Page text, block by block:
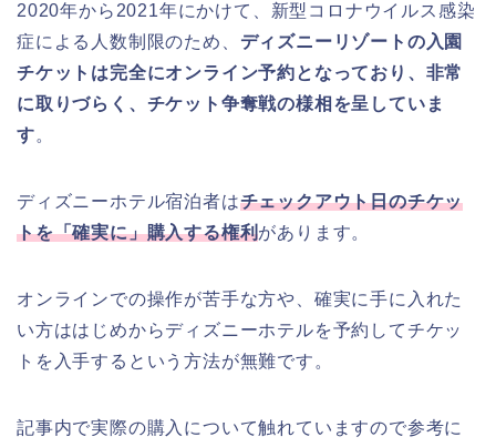
2020年から2021年にかけて、新型コロナウイルス感染
症による人数制限のため、 ディズニーリゾートの入園
チケットは完全にオンライン予約となっており、非常
に取りづらく、チケット争奪戦の様相を呈していま
す。
ディズニーホテル宿泊者はチェックアウト日のチケッ
トを「確実に」購入する権利があります。
オンラインでの操作が苦手な方や、確実に手に入れた
い方ははじめからディズニーホテルを予約してチケッ
トを入手するという方法が無難です。
記事内で実際の購入について触れていますので参考に